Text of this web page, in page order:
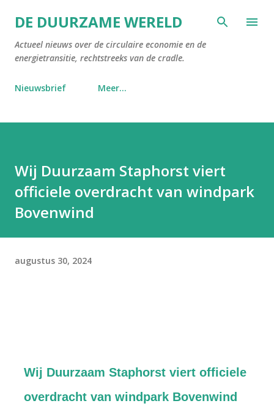
Doorgaan naar hoofdcontent
DE DUURZAME WERELD
Actueel nieuws over de circulaire economie en de
energietransitie, rechtstreeks van de cradle.
Nieuwsbrief Meer…
Wij Duurzaam Staphorst viert
officiele overdracht van windpark
Bovenwind
augustus 30, 2024
Wij Duurzaam Staphorst viert officiele
overdracht van windpark Bovenwind